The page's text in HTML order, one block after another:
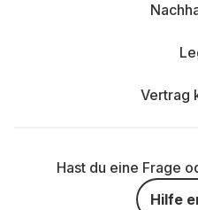
Vertrag
Hast du eine Frage
Hilfe